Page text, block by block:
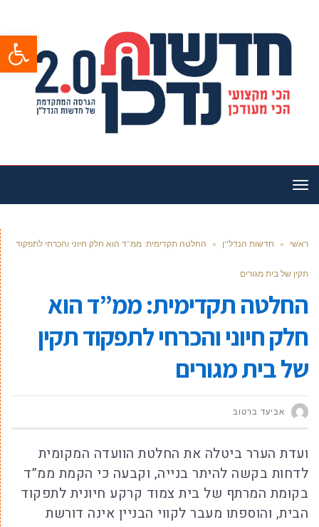
פתח
תפריט
ראשי » חדשות הנדל''ן » החלטה תקדימית: ממ”ד הוא חלק חיוני והכרחי לתפקוד
תקין של בית מגורים
החלטה תקדימית: ממ”ד הוא
חלק חיוני והכרחי לתפקוד תקין
של בית מגורים
אביעד ברטוב
ועדת הערר ביטלה את החלטת הוועדה המקומית
לדחות בקשה להיתר בנייה, וקבעה כי הקמת ממ”ד
בקומת המרתף של בית צמוד קרקע חיונית לתפקוד
הבית, והוספתו מעבר לקווי הבניין אינה דורשת